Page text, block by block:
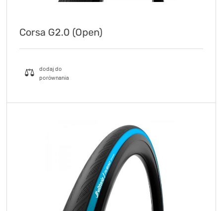
Corsa G2.0 (Open)